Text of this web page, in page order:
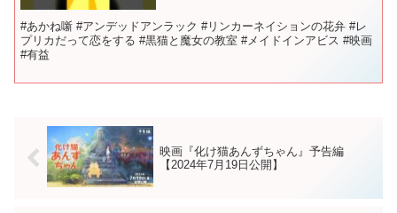
#あかね噺 #アンデッドアンラック #リンカーネイションの花弁 #レ
プリカだって恋をする #黒猫と魔女の教室 #メイドインアビス #映画
#有益
映画『化け猫あんずちゃん』予告編
【2024年7月19日公開】